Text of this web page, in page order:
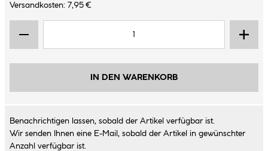
Versandkosten: 7,95 €
IN DEN WARENKORB
Benachrichtigen lassen, sobald der Artikel verfügbar ist.
Wir senden Ihnen eine E-Mail, sobald der Artikel in gewünschter
Anzahl verfügbar ist.